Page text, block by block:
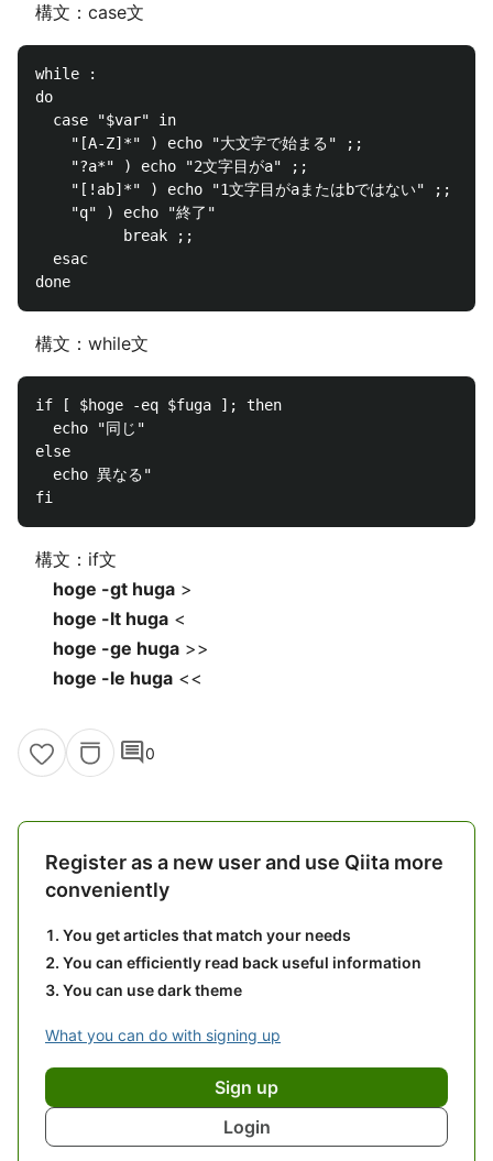
構文：case文
while :
do
  case "$var" in
    "[A-Z]*" ) echo "大文字で始まる" ;;
    "?a*" ) echo "2文字目がa" ;;
    "[!ab]*" ) echo "1文字目がaまたはbではない" ;;
    "q" ) echo "終了"
          break ;;
  esac
構文：while文
if [ $hoge -eq $fuga ]; then
  echo "同じ"
else
  echo 異なる"
構文：if文
hoge -gt huga >
hoge -lt huga <
hoge -ge huga >>
hoge -le huga <<
comment0
Register as a new user and use Qiita more
conveniently
You get articles that match your needs
You can efficiently read back useful information
You can use dark theme
What you can do with signing up
Sign up
Login